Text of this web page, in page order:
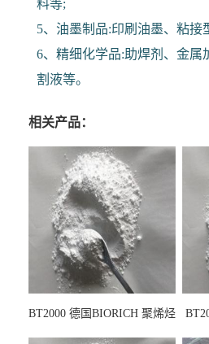
粘剂等;
3、塑料胶粘剂:PP塑料、通
塑料等;
4、涂料:印刷涂料、UV涂料
6、精细化学品:助焊剂、金属
割液等。
相关产品：